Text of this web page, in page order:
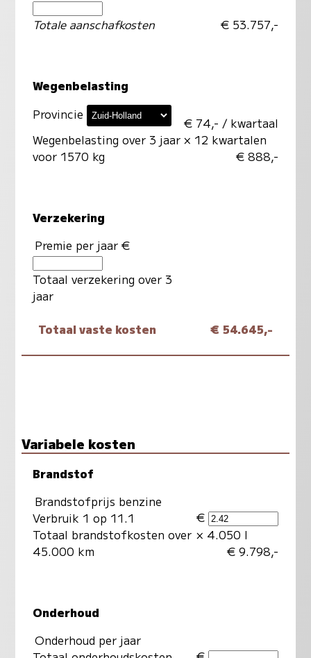
Totale aanschafkosten € 53.757,-
Wegenbelasting
Provincie
Wegenbelasting over 3 jaar
voor 1570 kg
€ 74,- / kwartaal
× 12 kwartalen
€ 888,-
Verzekering
Premie per jaar €
Totaal verzekering over 3
jaar
Totaal vaste kosten € 54.645,-
Variabele kosten
Brandstof
Brandstofprijs benzine
Verbruik 1 op 11.1
Totaal brandstofkosten over
45.000 km
€
× 4.050 l
€ 9.798,-
Onderhoud
Onderhoud per jaar